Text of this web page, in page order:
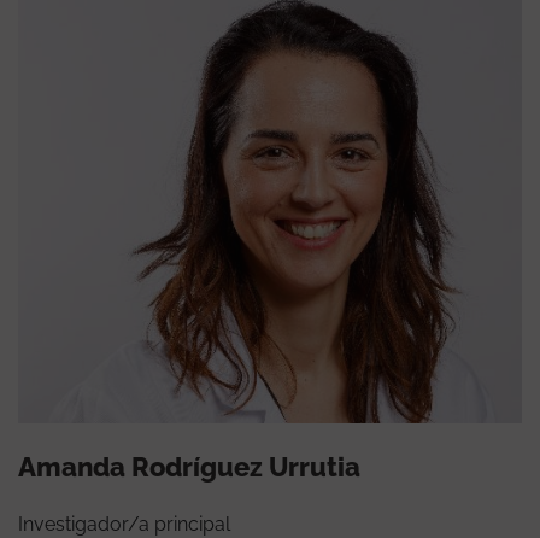
Amanda Rodríguez Urrutia
Investigador/a principal